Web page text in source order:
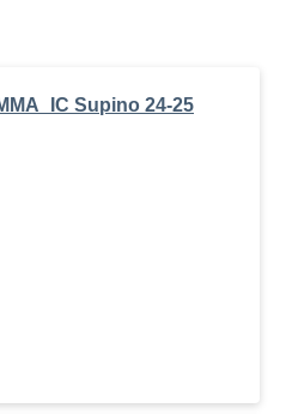
Supino 24-25